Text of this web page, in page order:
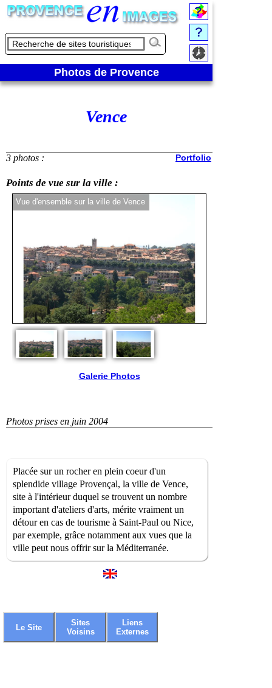
Photos de Provence
Vence
3 photos : Portfolio
Points de vue sur la ville :
Vue d'ensemble sur la ville de Vence
Galerie Photos
Photos prises en juin 2004
Placée sur un rocher en plein coeur d'un
splendide village Provençal, la ville de Vence,
site à l'intérieur duquel se trouvent un nombre
important d'ateliers d'arts, mérite vraiment un
détour en cas de tourisme à Saint-Paul ou Nice,
par exemple, grâce notamment aux vues que la
ville peut nous offrir sur la Méditerranée.
Le Site
Sites
Voisins
Liens
Externes